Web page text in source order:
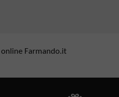
Farmando.it